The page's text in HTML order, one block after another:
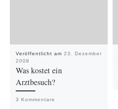
Veröffentlicht am 23. Dezember
2008
Was kostet ein
Arztbesuch?
3 Kommentare